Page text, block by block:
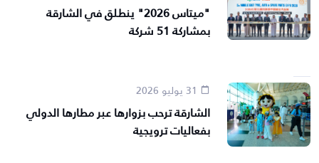
"ميتاس 2026" ينطلق في الشارقة
بمشاركة 51 شركة
الشارقة ترحب بزوارها عبر مطارها الدولي
بفعاليات ترويجية